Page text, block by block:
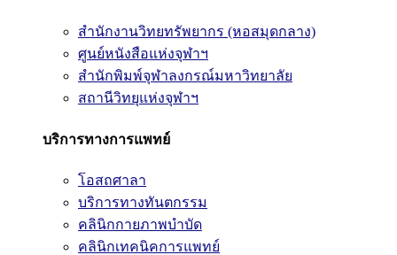
สำนักงานวิทยทรัพยากร (หอสมุดกลาง)
ศูนย์หนังสือแห่งจุฬาฯ
สำนักพิมพ์จุฬาลงกรณ์มหาวิทยาลัย
สถานีวิทยุแห่งจุฬาฯ
บริการทางการแพทย์
โอสถศาลา
บริการทางทันตกรรม
คลินิกกายภาพบำบัด
คลินิกเทคนิคการแพทย์